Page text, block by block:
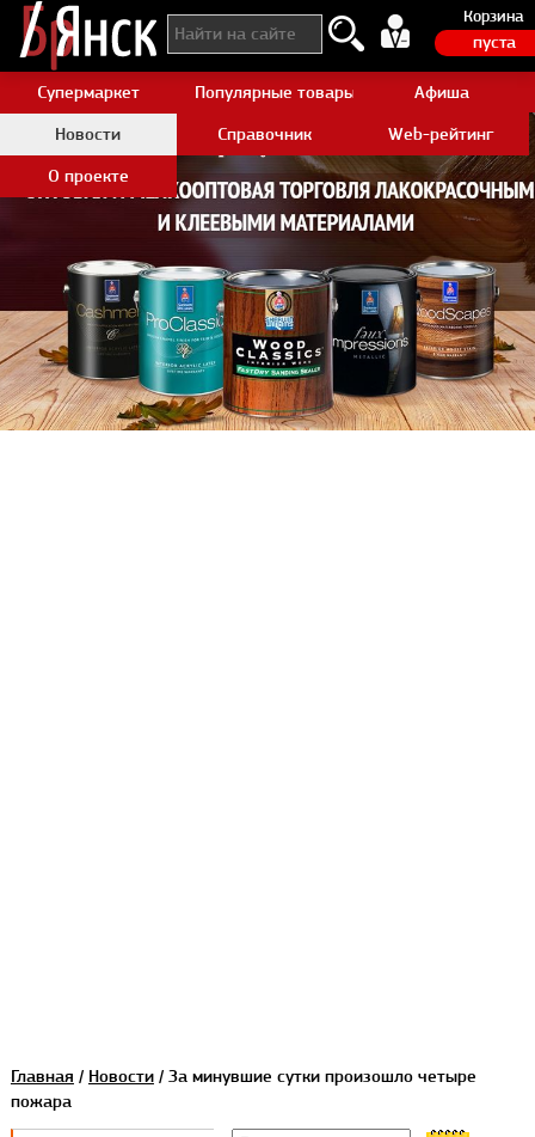
Корзина
пуста
Супермаркет Популярные товары AliexpressАфиша
Новости
Справочник
Web-рейтинг
О проекте
Главная / Новости/ За минувшие сутки произошло четыре
пожара